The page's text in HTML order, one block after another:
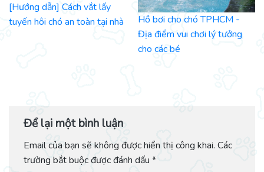
[Hướng dẫn] Cách vắt lấy
tuyến hôi chó an toàn tại nhà
Hồ bơi cho chó TPHCM -
Địa điểm vui chơi lý tưởng
cho các bé
Để lại một bình luận
Email của bạn sẽ không được hiển thị công khai. Các
trường bắt buộc được đánh dấu *